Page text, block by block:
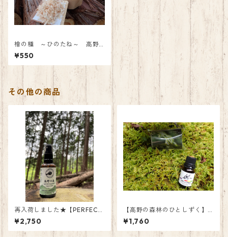
檜の種 ～ひのたね～ 高野
の木から生まれた自然に優し
い着火剤
¥550
その他の商品
再入荷しました★【PERFECT
POTION × 高野山寺領森
林組合】高野の森 ルームミ
スト
¥2,750
【高野の森林のひとしずく】
スギ（枝葉）精油（アロマオ
イル）
¥1,760